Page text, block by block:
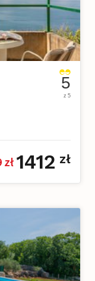
5
z 5
zł 1412 zł